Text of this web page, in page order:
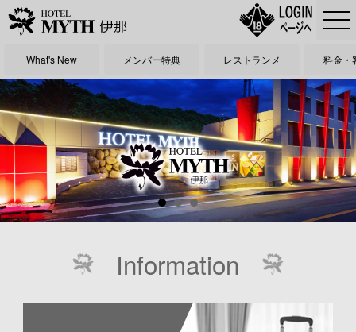
What's New メンバー特典 レストランメ
ニュー
料金・
報
Information